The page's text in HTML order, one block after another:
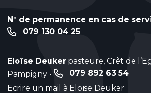
N° de permanence en cas de
079 130 04 25
Eloïse Deuker pasteure, Crêt de
Pampigny -
079 892 63 54
Ecrire un mail à Eloïse Deuker